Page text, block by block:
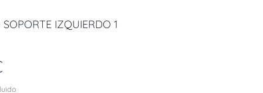
SOPORTE IZQUIERDO 1